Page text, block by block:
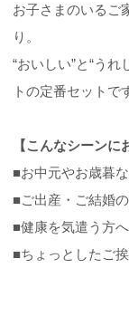
お子さまのいるご
り。
“おいしい”と“う
トの定番セットで
【こんなシーンに
■お中元やお歳暮
■ご出産・ご結婚
■健康を気遣う方
■ちょっとしたご